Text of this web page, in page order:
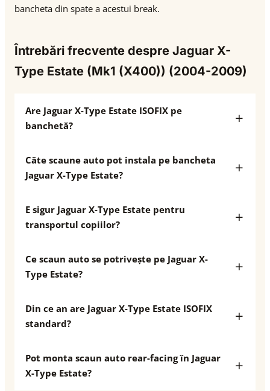
bancheta din spate a acestui break.
Întrebări frecvente despre Jaguar X-
Type Estate (Mk1 (X400)) (2004-2009)
Are Jaguar X-Type Estate ISOFIX pe
banchetă?
Câte scaune auto pot instala pe bancheta
Jaguar X-Type Estate?
E sigur Jaguar X-Type Estate pentru
transportul copiilor?
Ce scaun auto se potrivește pe Jaguar X-
Type Estate?
Din ce an are Jaguar X-Type Estate ISOFIX
standard?
Pot monta scaun auto rear-facing în Jaguar
X-Type Estate?